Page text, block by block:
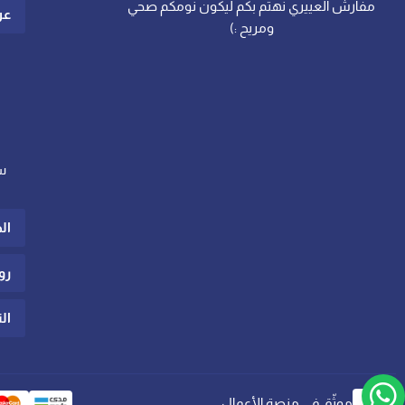
مفارش العييري نهتم بكم ليكون نومكم صحي
ومريح :)